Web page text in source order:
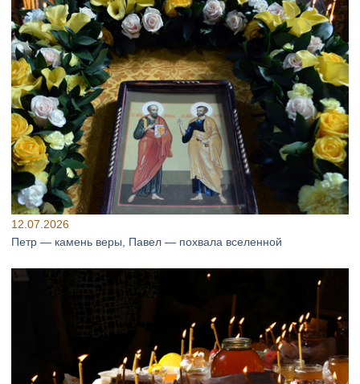
12.07.2026
Петр — камень веры, Павел — похвала вселенной